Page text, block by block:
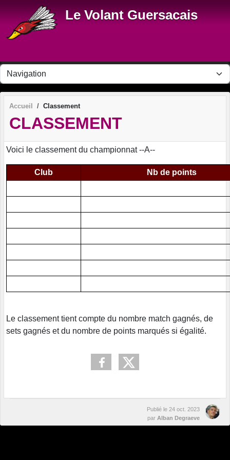
Le Volant Guersacais
Accueil Classement
CLASSEMENT
Voici le classement du championnat --A--
Club Nb de points
Le classement tient compte du nombre match gagnés, de
sets gagnés et du nombre de points marqués si égalité.
Publié le 24 oct. 2023
par Alban Degraeve
Panneau de gestion des cookies